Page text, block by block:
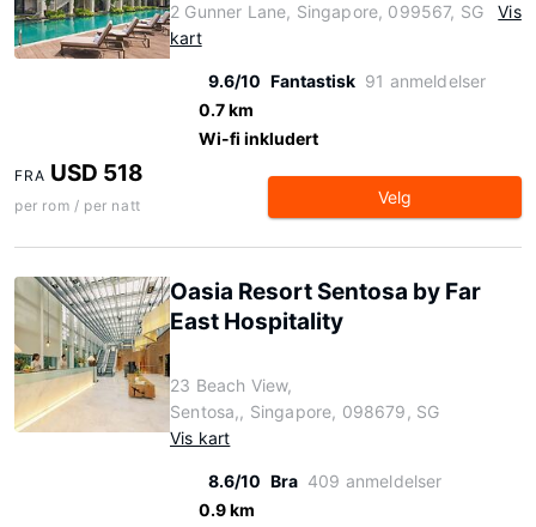
2 Gunner Lane, Singapore, 099567, SG
Vis
kart
9.6/10 Fantastisk 91 anmeldelser
0.7 km
Wi-fi inkludert
FRA USD 518
per rom / per natt Velg
Oasia Resort Sentosa by Far
East Hospitality
23 Beach View,
Sentosa,, Singapore, 098679, SG
Vis kart
8.6/10 Bra 409 anmeldelser
0.9 km